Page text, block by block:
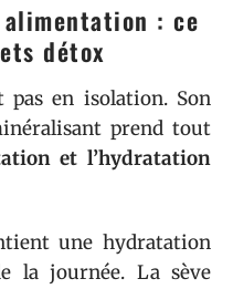
alimentation : ce
détox
pas en isolation. Son
prend tout
et l’hydratation
une hydratation
la journée. La sève